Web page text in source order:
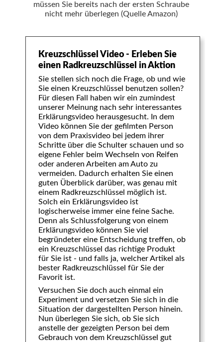
müssen Sie bereits nach der ersten Schraube
nicht mehr überlegen (Quelle Amazon)
Kreuzschlüssel Video - Erleben Sie
einen Radkreuzschlüssel in Aktion
Sie stellen sich noch die Frage, ob und wie
Sie einen Kreuzschlüssel benutzen sollen?
Für diesen Fall haben wir ein zumindest
unserer Meinung nach sehr interessantes
Erklärungsvideo herausgesucht. In dem
Video können Sie der gefilmten Person
von dem Praxisvideo bei jedem ihrer
Schritte über die Schulter schauen und so
eigene Fehler beim Wechseln von Reifen
oder anderen Arbeiten am Auto zu
vermeiden. Dadurch erhalten Sie einen
guten Überblick darüber, was genau mit
einem Radkreuzschlüssel möglich ist.
Solch ein Erklärungsvideo ist
logischerweise immer eine feine Sache.
Denn als Schlussfolgerung von einem
Erklärungsvideo können Sie viel
begründeter eine Entscheidung treffen, ob
ein Kreuzschlüssel das richtige Produkt
für Sie ist - und falls ja, welcher Artikel als
bester Radkreuzschlüssel für Sie der
Favorit ist.
Versuchen Sie doch auch einmal ein
Experiment und versetzen Sie sich in die
Situation der dargestellten Person hinein.
Nun überlegen Sie sich, ob Sie sich
anstelle der gezeigten Person bei dem
Gebrauch von dem Kreuzschlüssel gut